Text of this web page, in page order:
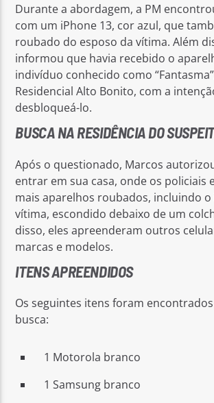
Durante a abordagem, a PM
com um iPhone 13, cor azul, que
roubado do esposo da vítima. Além
informou que havia recebido o
indivíduo conhecido como
Residencial Alto Bonito, com a
desbloqueá-lo.
BUSCA NA RESIDÊNCIA DO
Após o questionado, Marcos
entrar em sua casa, onde os policiais
mais aparelhos roubados, incluindo o
vítima, escondido debaixo de um
disso, eles apreenderam outros
marcas e modelos.
ITENS APREENDIDOS
Os seguintes itens foram
busca:
1 Motorola branco
1 Samsung branco